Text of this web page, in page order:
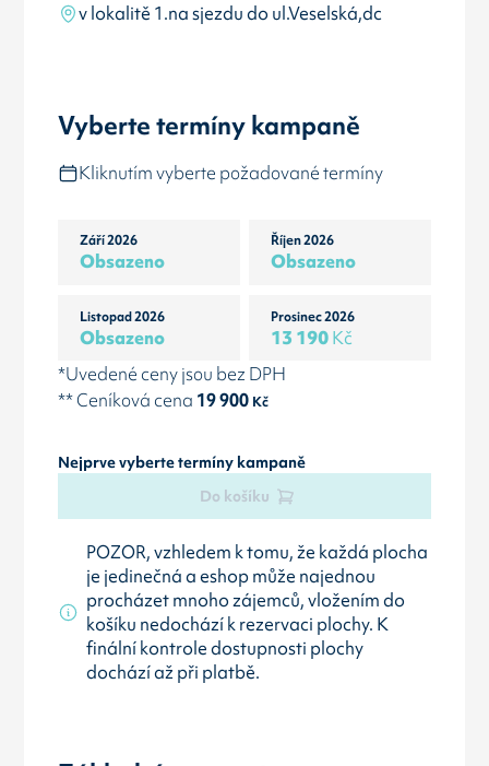
v lokalitě 1.na sjezdu do ul.Veselská,dc
Vyberte termíny kampaně
Kliknutím vyberte požadované termíny
Září 2026
Obsazeno
Říjen 2026
Obsazeno
Listopad 2026
Obsazeno
Prosinec 2026
13 190Kč
*Uvedené ceny jsou bez DPH
** Ceníková cena 19 900Kč
Nejprve vyberte termíny kampaně
Do košíku
POZOR, vzhledem k tomu, že každá plocha
je jedinečná a eshop může najednou
procházet mnoho zájemců, vložením do
košíku nedochází k rezervaci plochy. K
finální kontrole dostupnosti plochy
dochází až při platbě.